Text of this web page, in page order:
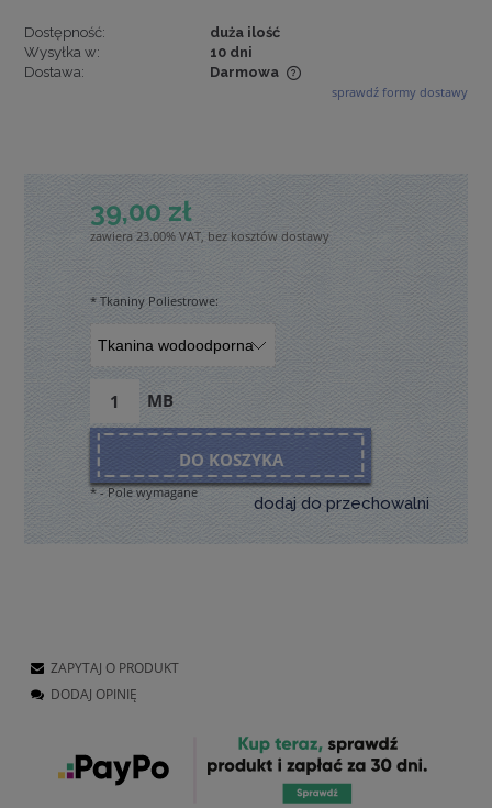
Dostępność:
duża ilość
Wysyłka w:
10 dni
Dostawa:
Darmowa
Cena nie zawiera ewentualnych kosztów płatności
sprawdź formy dostawy
39,00 zł
zawiera 23.00% VAT, bez kosztów dostawy
* Tkaniny Poliestrowe:
MB
DO KOSZYKA
dodaj do przechowalni
*- Pole wymagane
ZAPYTAJ O PRODUKT
DODAJ OPINIĘ